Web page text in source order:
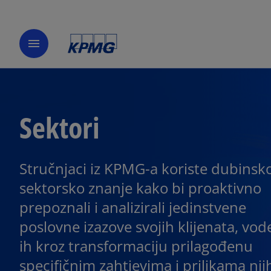
menu
Sektori
Stručnjaci iz KPMG-a koriste
sektorsko znanje kako bi proaktivno
prepoznali i analizirali jedinstvene
poslovne izazove svojih klijenata,
ih kroz transformaciju prilagođenu
specifičnim zahtjevima i prilikama